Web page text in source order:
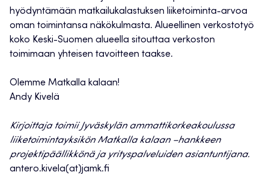
hyödyntämään matkailukalastuksen liiketoiminta-arvoa
oman toimintansa näkökulmasta. Alueellinen verkostotyö
koko Keski-Suomen alueella sitouttaa verkoston
toimimaan yhteisen tavoitteen taakse.
Olemme Matkalla kalaan!
Andy Kivelä
Kirjoittaja toimii Jyväskylän ammattikorkeakoulussa
liiketoimintayksikön Matkalla kalaan –hankkeen
projektipäällikkönä ja yrityspalveluiden asiantuntijana.
antero.kivela(at)jamk.fi